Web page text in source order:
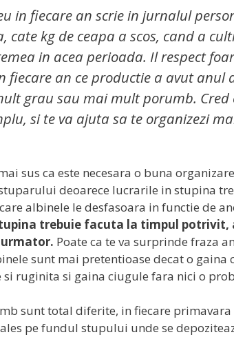
in fiecare an scrie in jurnalul
cate kg de ceapa a scos, cand a
in acea perioada. Il respect
fiecare an ce productie a avut anul
grau sau mai mult porumb. Cred
si te va ajuta sa te organizezi
sus ca este necesara o buna
deoarece lucrarile in stupina
albinele le desfasoara in functie de
trebuie facuta la timpul potrivit,
Poate ca te va surprinde fraza
sunt mai pretentioase decat o
si ruginita si gaina ciugule fara nici o
sunt total diferite, in fiecare
pe fundul stupului unde se